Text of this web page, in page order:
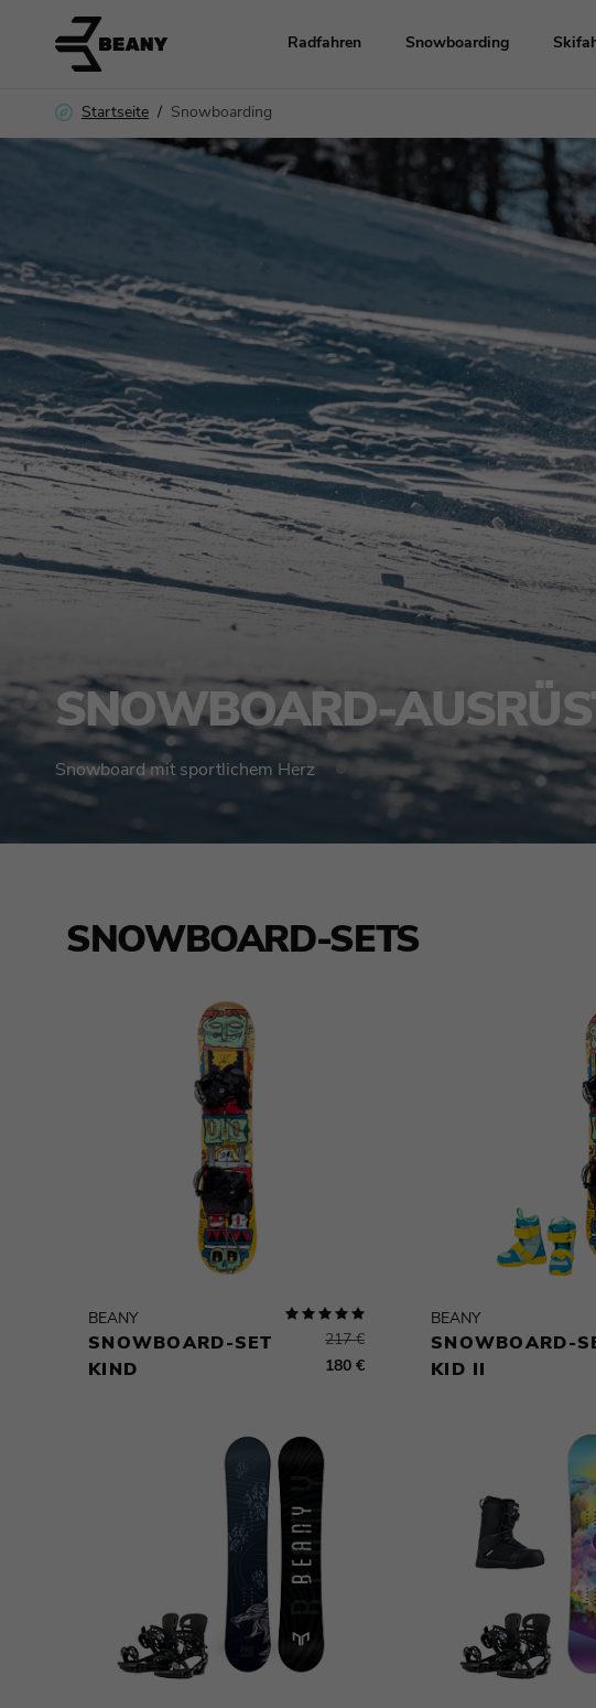
Radfahren
Räder
Radsport-Zubehör
Kleidung und Helme
Snowboarding
Snowboard-
Snowboards
Topánky
Zubehör
Startseite Snowboarding
SNOWBOARD-
Snowboard mit sportlichem Herz
SNOWBOARD-SETS
BEANY
SNOWBOARD-SET
KIND
217 €
180 €
BEANY
SNOWBOARD-
KID II